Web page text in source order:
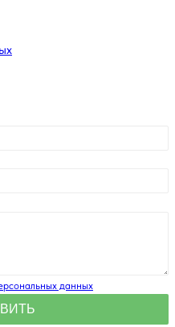
данных